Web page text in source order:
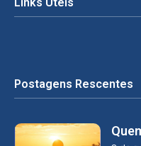
Postagens Rescentes